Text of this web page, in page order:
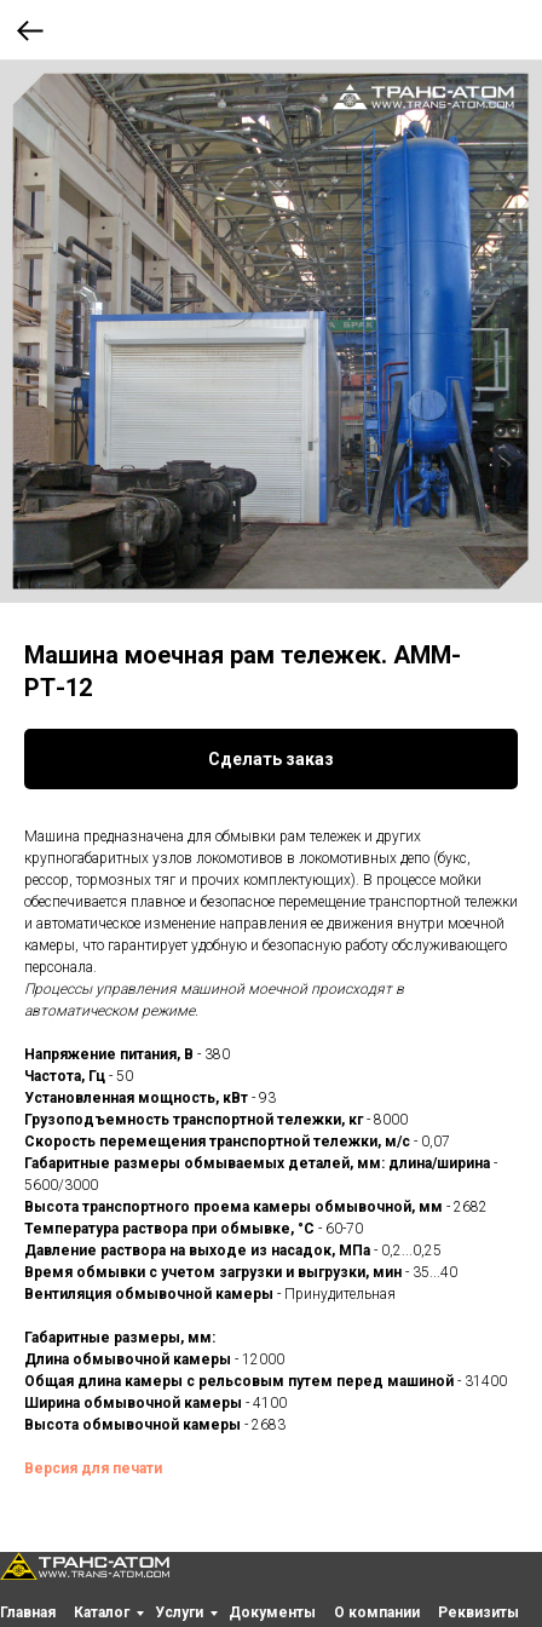
Машина моечная рам тележек. АММ-
РТ-12
Сделать заказ
Машина предназначена для обмывки рам тележек и других
крупногабаритных узлов локомотивов в локомотивных депо (букс,
рессор, тормозных тяг и прочих комплектующих). В процессе мойки
обеспечивается плавное и безопасное перемещение транспортной тележки
и автоматическое изменение направления ее движения внутри моечной
камеры, что гарантирует удобную и безопасную работу обслуживающего
персонала.
Процессы управления машиной моечной происходят в
автоматическом режиме.
Напряжение питания, В - 380
Частота, Гц - 50
Установленная мощность, кВт - 93
Грузоподъемность транспортной тележки, кг- 8000
Скорость перемещения транспортной тележки, м/с - 0,07
Габаритные размеры обмываемых деталей, мм: длина/ширина -
5600/3000
Высота транспортного проема камеры обмывочной, мм - 2682
Температура раствора при обмывке, °С - 60-70
Давление раствора на выходе из насадок, МПа - 0,2...0,25
Время обмывки с учетом загрузки и выгрузки, мин - 35...40
Вентиляция обмывочной камеры - Принудительная
Габаритные размеры, мм:
Длина обмывочной камеры - 12000
Общая длина камеры с рельсовым путем перед машиной - 31400
Ширина обмывочной камеры - 4100
Высота обмывочной камеры - 2683
Версия для печати
Главная Каталог Услуги Документы О компании Реквизиты